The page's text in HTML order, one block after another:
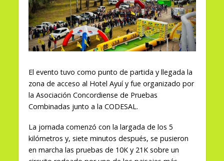
El evento tuvo como punto de partida y llegada la
zona de acceso al Hotel Ayuí y fue organizado por
la Asociación Concordiense de Pruebas
Combinadas junto a la CODESAL.
La jornada comenzó con la largada de los 5
kilómetros y, siete minutos después, se pusieron
en marcha las pruebas de 10K y 21K sobre un